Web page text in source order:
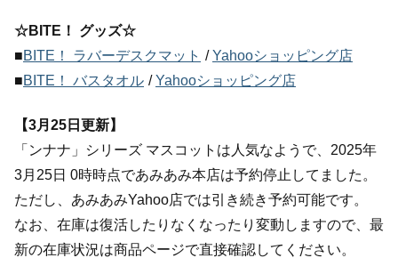
☆BITE！ グッズ☆
■BITE！ ラバーデスクマット /Yahooショッピング店
■BITE！ バスタオル /Yahooショッピング店
【3月25日更新】
「ンナナ」シリーズ マスコットは人気なようで、2025年
3月25日 0時時点であみあみ本店は予約停止してました。
ただし、あみあみYahoo店では引き続き予約可能です。
なお、在庫は復活したりなくなったり変動しますので、最
新の在庫状況は商品ページで直接確認してください。